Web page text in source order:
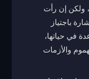
ولكن إن رأت
باجتياز
في حياتها،
والأزمات